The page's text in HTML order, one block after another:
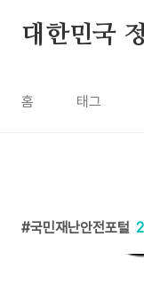
대한민국
홈 태그
국민재난안전포털 2